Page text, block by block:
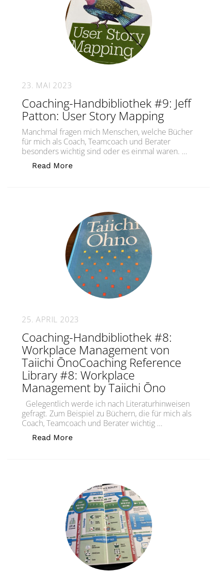
23. MAI 2023
Coaching-Handbibliothek #9: Jeff
Patton: User Story Mapping
Manchmal fragen mich Menschen, welche Bücher
für mich als Coach, Teamcoach und Berater
besonders wichtig sind oder es einmal waren. …
Read More„Coaching-Handbibliothek #9: Jeff
25. APRIL 2023
Coaching-Handbibliothek #8:
Workplace Management von
Taiichi ŌnoCoaching Reference
Library #8: Workplace
Management by Taiichi Ōno
Gelegentlich werde ich nach Literaturhinweisen
gefragt. Zum Beispiel zu Büchern, die für mich als
Coach, Teamcoach und Berater wichtig …
Read More„Coaching-Handbibliothek #8: